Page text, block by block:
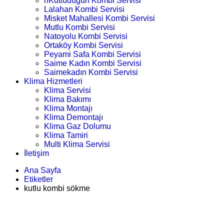
Lalahan Kombi Servisi
Misket Mahallesi Kombi Servisi
Mutlu Kombi Servisi
Natoyolu Kombi Servisi
Ortaköy Kombi Servisi
Peyami Safa Kombi Servisi
Saime Kadın Kombi Servisi
Saimekadın Kombi Servisi
Klima Hizmetleri
Klima Servisi
Klima Bakımı
Klima Montajı
Klima Demontajı
Klima Gaz Dolumu
Klima Tamiri
Multi Klima Servisi
İletişim
Ana Sayfa
Etiketler
kutlu kombi sökme